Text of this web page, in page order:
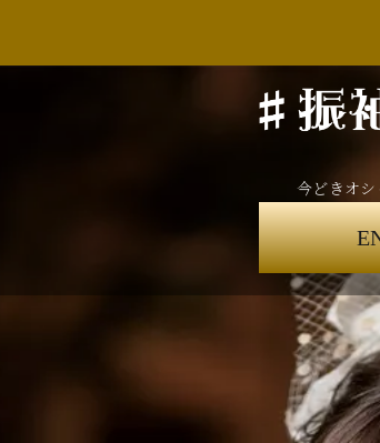
今どきオ